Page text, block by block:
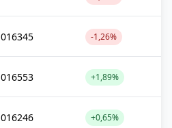
-1,26%
+1,89%
+0,65%